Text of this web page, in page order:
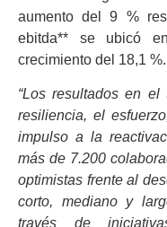
aumento del 9 %
ebitda** se ubicó
crecimiento del 18,1 %.
“Los resultados en
resiliencia, el
impulso a la
más de 7.200
optimistas frente al
corto, mediano y
través de